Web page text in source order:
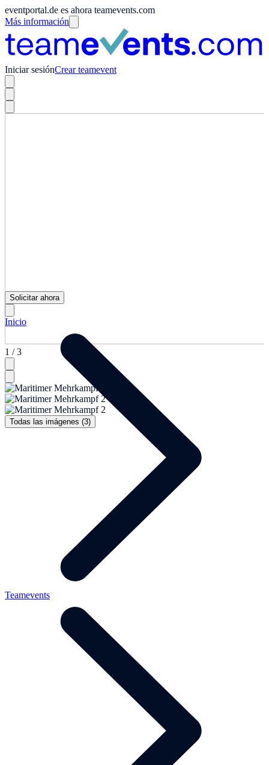
eventportal.de es ahora teamevents.com
Más información
Iniciar sesiónCrear teamevent
1 / 3
Todas las imágenes (3)
Solicitar ahora
Inicio
Teamevents